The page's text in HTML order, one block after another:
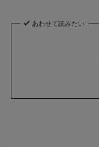
あわせて読みたい